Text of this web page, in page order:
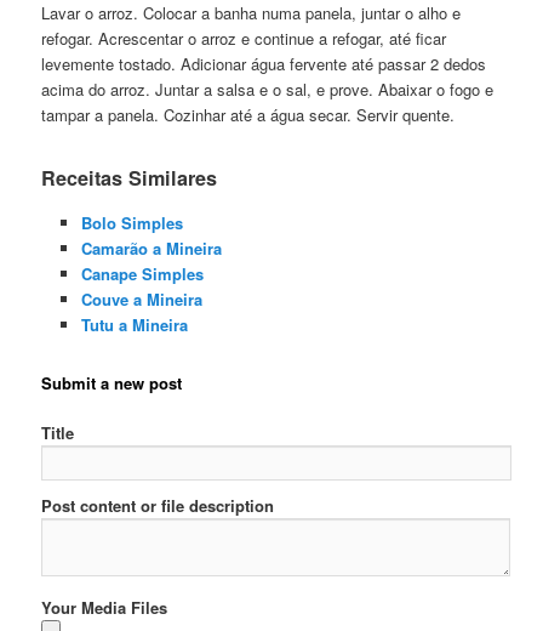
Lavar o arroz. Colocar a banha numa panela, juntar o alho e
refogar. Acrescentar o arroz e continue a refogar, até ficar
levemente tostado. Adicionar água fervente até passar 2 dedos
acima do arroz. Juntar a salsa e o sal, e prove. Abaixar o fogo e
tampar a panela. Cozinhar até a água secar. Servir quente.
Receitas Similares
Bolo Simples
Camarão a Mineira
Canape Simples
Couve a Mineira
Tutu a Mineira
Submit a new post
Title
Post content or file description
Your Media Files